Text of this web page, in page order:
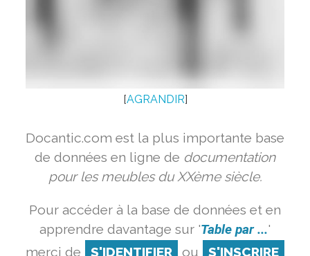
[AGRANDIR]
Docantic.com est la plus importante base
de données en ligne de documentation
pour les meubles du XXème siècle.
Pour accéder à la base de données et en
apprendre davantage sur 'Table par ...'
merci de
S'IDENTIFIER ou S'INSCRIRE